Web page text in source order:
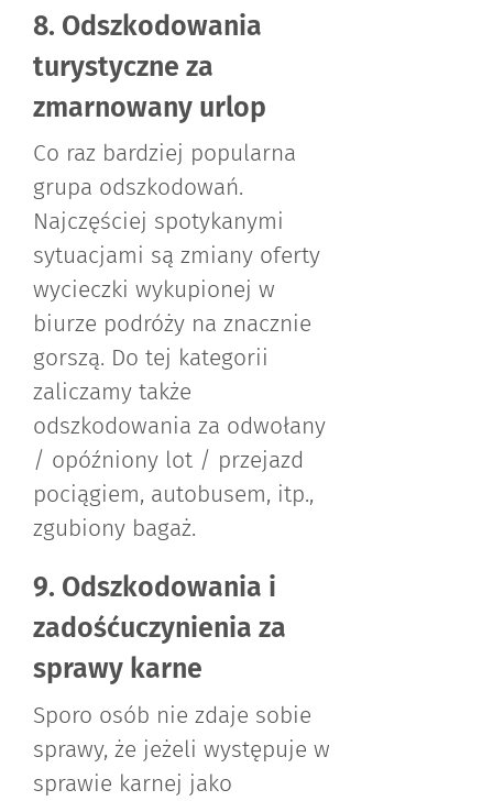
8. Odszkodowania
turystyczne za
zmarnowany urlop
Co raz bardziej popularna
grupa odszkodowań.
Najczęściej spotykanymi
sytuacjami są zmiany oferty
wycieczki wykupionej w
biurze podróży na znacznie
gorszą. Do tej kategorii
zaliczamy także
odszkodowania za odwołany
/ opóźniony lot / przejazd
pociągiem, autobusem, itp.,
zgubiony bagaż.
9. Odszkodowania i
zadośćuczynienia za
sprawy karne
Sporo osób nie zdaje sobie
sprawy, że jeżeli występuje w
sprawie karnej jako